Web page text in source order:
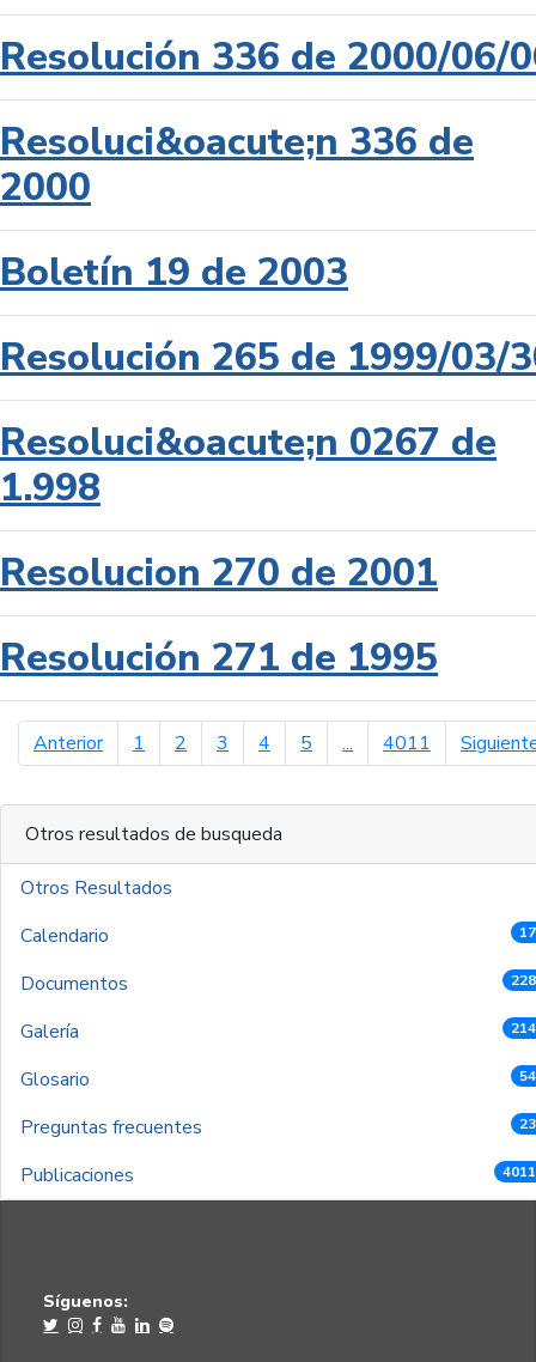
Resolución 336 de 2000/06/
Resoluci&oacute;n 336 de
2000
Boletín 19 de 2003
Resolución 265 de 1999/03/
Resoluci&oacute;n 0267 de
1.998
Resolucion 270 de 2001
Resolución 271 de 1995
Anteriorpágina anterior
1 2 3 4 5 ... 4011
Otros resultados de busqueda
Otros Resultados
Calendario
Documentos
Galería
Glosario
Preguntas frecuentes
Publicaciones
Síguenos: